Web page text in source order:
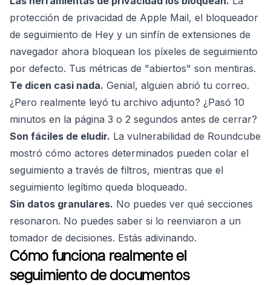
protección de privacidad de Apple Mail, el bloqueador
de seguimiento de Hey y un sinfín de extensiones de
navegador ahora bloquean los píxeles de seguimiento
por defecto. Tus métricas de "abiertos" son mentiras.
Te dicen casi nada. Genial, alguien abrió tu correo.
¿Pero realmente leyó tu archivo adjunto? ¿Pasó 10
minutos en la página 3 o 2 segundos antes de cerrar?
Son fáciles de eludir. La vulnerabilidad de Roundcube
mostró cómo actores determinados pueden colar el
seguimiento a través de filtros, mientras que el
seguimiento legítimo queda bloqueado.
Sin datos granulares. No puedes ver qué secciones
resonaron. No puedes saber si lo reenviaron a un
tomador de decisiones. Estás adivinando.
Cómo funciona realmente el
seguimiento de documentos